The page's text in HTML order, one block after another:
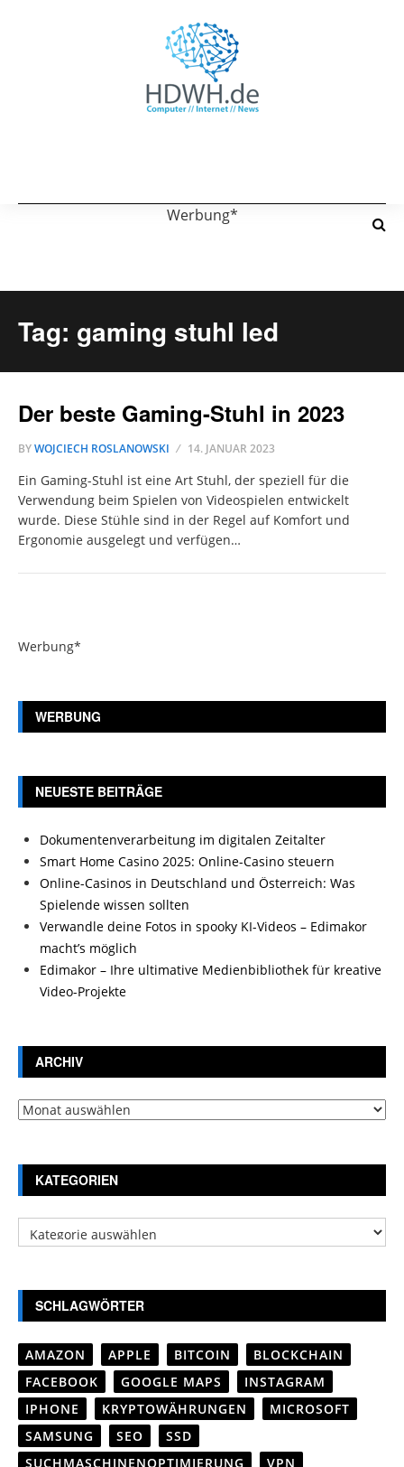
Werbung*
Tag: gaming stuhl led
Der beste Gaming-Stuhl in 2023
BYWOJCIECH ROSLANOWSKI 14. JANUAR 2023
Ein Gaming-Stuhl ist eine Art Stuhl, der speziell für die
Verwendung beim Spielen von Videospielen entwickelt
wurde. Diese Stühle sind in der Regel auf Komfort und
Ergonomie ausgelegt und verfügen…
Werbung*
WERBUNG
NEUESTE BEITRÄGE
Dokumentenverarbeitung im digitalen Zeitalter
Smart Home Casino 2025: Online-Casino steuern
Online-Casinos in Deutschland und Österreich: Was
Spielende wissen sollten
Verwandle deine Fotos in spooky KI-Videos – Edimakor
macht’s möglich
Edimakor – Ihre ultimative Medienbibliothek für kreative
Video-Projekte
ARCHIV
Archiv
KATEGORIEN
Kategorien
SCHLAGWÖRTER
AMAZON APPLE BITCOIN
BLOCKCHAIN
FACEBOOK
GOOGLE MAPS
INSTAGRAM
IPHONE
KRYPTOWÄHRUNGEN
MICROSOFT
SAMSUNG
SEO
SSD
SUCHMASCHINENOPTIMIERUNG
VPN